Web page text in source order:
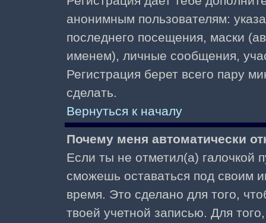
анонимным пользователям:
последнего посещения, маски
именем), личные сообщения,
Регистрация берет всего пару
сделать.
Вернуться к началу
Почему меня автоматически
Если ты не отметил(а) галочкой
сможешь оставаться под своим
время. Это сделано для того,
твоей учетной записью. Для